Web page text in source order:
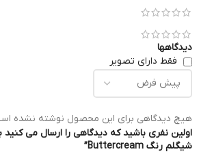
دیدگاهها
فقط دارای تصویر
هیچ دیدگاهی برای این محصول نوشته نشده
اولین نفری باشید که دیدگاهی را ارسال می کنید
شیگلم رنگ Buttercream”